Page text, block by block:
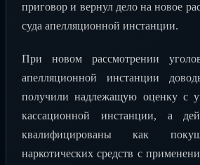
приговор и вернул дело на новое
суда апелляционной инстанции.
При новом рассмотрении
апелляционной инстанции
получили надлежащую оценку с
кассационной инстанции, а
квалифицированы как
наркотических средств с